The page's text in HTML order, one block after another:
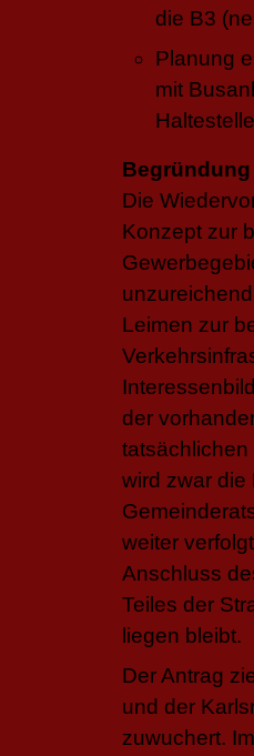
die B3
Planung
mit
Begründung
Die
Konzept zur
Leimen zur
der
tatsächlichen
wird zwar
weiter
Anschluss
Teiles der
liegen bleibt.
Der Antrag
und der
zuwuchert.